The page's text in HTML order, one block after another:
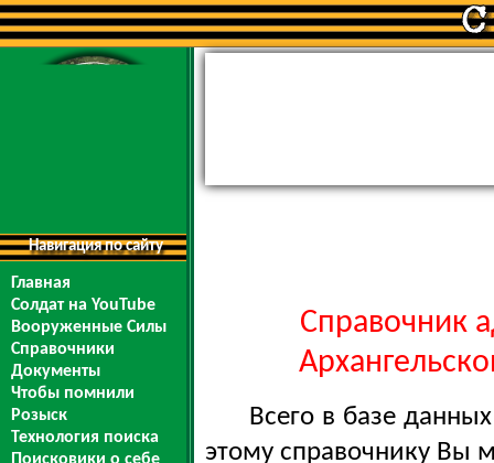
Навигация по сайту
Главная
Солдат на YouTube
Вооруженные Силы
Справочники
Документы
Чтобы помнили
Розыск
Технология поиска
Справочник
Всего в базе
этому справочнику Вы